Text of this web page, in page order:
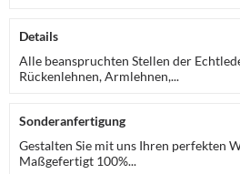
Details
Alle beanspruchten Stellen der
Rückenlehnen, Armlehnen,...
Sonderanfertigung
Gestalten Sie mit uns Ihren perfekten
Maßgefertigt 100%...